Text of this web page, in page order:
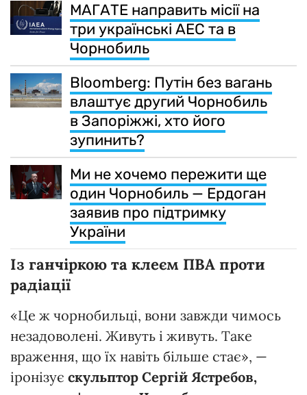
МАГАТЕ направить місії на
три українські АЕС та в
Чорнобиль
Bloomberg: Путін без вагань
влаштує другий Чорнобиль
в Запоріжжі, хто його
зупинить?
Ми не хочемо пережити ще
один Чорнобиль — Ердоган
заявив про підтримку
України
Із ганчіркою та клеєм ПВА проти
радіації
«Це ж чорнобильці, вони завжди чимось
незадоволені. Живуть і живуть. Таке
враження, що їх навіть більше стає», —
іронізує скульптор Сергій Ястребов,